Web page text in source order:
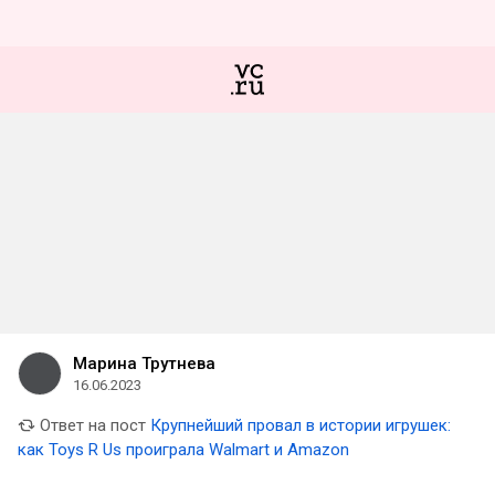
Марина Трутнева
16.06.2023
Ответ на пост Крупнейший провал в истории игрушек:
как Toys R Us проиграла Walmart и Amazon